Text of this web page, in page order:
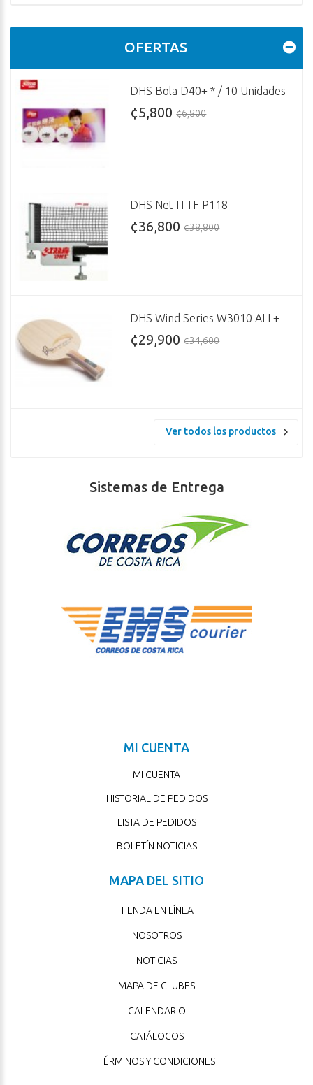
OFERTAS
DHS Bola D40+ * / 10 Unidades
¢5,800 ¢6,800
DHS Net ITTF P118
¢36,800 ¢38,800
DHS Wind Series W3010 ALL+
¢29,900 ¢34,600
Ver todos los productos
Sistemas de Entrega
MI CUENTA
MI CUENTA
HISTORIAL DE PEDIDOS
LISTA DE PEDIDOS
BOLETÍN NOTICIAS
MAPA DEL SITIO
TIENDA EN LÍNEA
NOSOTROS
NOTICIAS
MAPA DE CLUBES
CALENDARIO
CATÁLOGOS
TÉRMINOS Y CONDICIONES